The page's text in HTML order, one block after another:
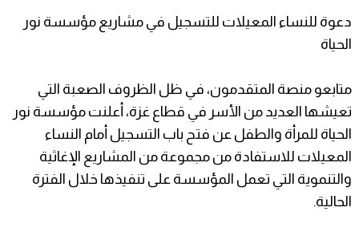
دعوة للنساء المعيلات للتسجيل في مشاريع مؤسسة نور
الحياة
متابعو منصة المتقدمون، في ظل الظروف الصعبة التي
تعيشها العديد من الأسر في قطاع غزة، أعلنت مؤسسة نور
الحياة للمرأة والطفل عن فتح باب التسجيل أمام النساء
المعيلات للاستفادة من مجموعة من المشاريع الإغاثية
والتنموية التي تعمل المؤسسة على تنفيذها خلال الفترة
الحالية.